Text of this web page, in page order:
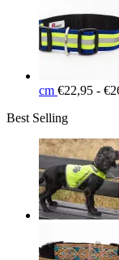
cm €22,95 - €
Best Selling